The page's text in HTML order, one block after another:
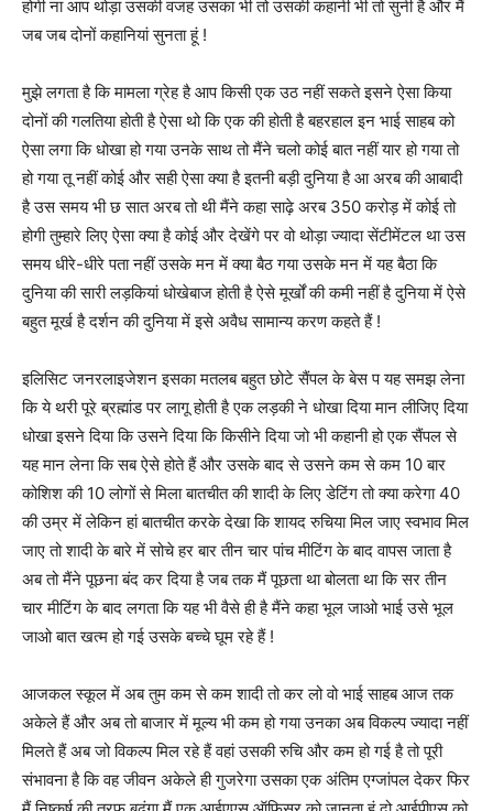
होगी ना आप थोड़ा उसकी वजह उसका भी तो उसकी कहानी भी तो सुनी है और मैं
जब जब दोनों कहानियां सुनता हूं !
मुझे लगता है कि मामला ग्रेह है आप किसी एक उठ नहीं सकते इसने ऐसा किया
दोनों की गलतिया होती है ऐसा थो कि एक की होती है बहरहाल इन भाई साहब को
ऐसा लगा कि धोखा हो गया उनके साथ तो मैंने चलो कोई बात नहीं यार हो गया तो
हो गया तू नहीं कोई और सही ऐसा क्या है इतनी बड़ी दुनिया है आ अरब की आबादी
है उस समय भी छ सात अरब तो थी मैंने कहा साढ़े अरब 350 करोड़ में कोई तो
होगी तुम्हारे लिए ऐसा क्या है कोई और देखेंगे पर वो थोड़ा ज्यादा सेंटीमेंटल था उस
समय धीरे-धीरे पता नहीं उसके मन में क्या बैठ गया उसके मन में यह बैठा कि
दुनिया की सारी लड़कियां धोखेबाज होती है ऐसे मूर्खों की कमी नहीं है दुनिया में ऐसे
बहुत मूर्ख है दर्शन की दुनिया में इसे अवैध सामान्य करण कहते हैं !
इलिसिट जनरलाइजेशन इसका मतलब बहुत छोटे सैंपल के बेस प यह समझ लेना
कि ये थरी पूरे ब्रह्मांड पर लागू होती है एक लड़की ने धोखा दिया मान लीजिए दिया
धोखा इसने दिया कि उसने दिया कि किसीने दिया जो भी कहानी हो एक सैंपल से
यह मान लेना कि सब ऐसे होते हैं और उसके बाद से उसने कम से कम 10 बार
कोशिश की 10 लोगों से मिला बातचीत की शादी के लिए डेटिंग तो क्या करेगा 40
की उम्र में लेकिन हां बातचीत करके देखा कि शायद रुचिया मिल जाए स्वभाव मिल
जाए तो शादी के बारे में सोचे हर बार तीन चार पांच मीटिंग के बाद वापस जाता है
अब तो मैंने पूछना बंद कर दिया है जब तक मैं पूछता था बोलता था कि सर तीन
चार मीटिंग के बाद लगता कि यह भी वैसे ही है मैंने कहा भूल जाओ भाई उसे भूल
जाओ बात खत्म हो गई उसके बच्चे घूम रहे हैं !
आजकल स्कूल में अब तुम कम से कम शादी तो कर लो वो भाई साहब आज तक
अकेले हैं और अब तो बाजार में मूल्य भी कम हो गया उनका अब विकल्प ज्यादा नहीं
मिलते हैं अब जो विकल्प मिल रहे हैं वहां उसकी रुचि और कम हो गई है तो पूरी
संभावना है कि वह जीवन अकेले ही गुजरेगा उसका एक अंतिम एग्जांपल देकर फिर